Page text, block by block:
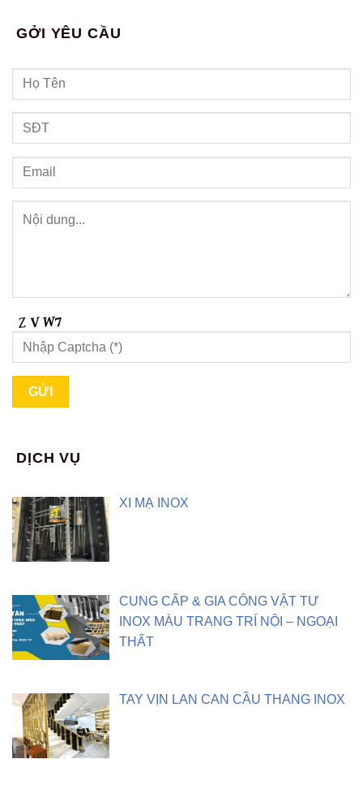
GỞI YÊU CẦU
DỊCH VỤ
XI MẠ INOX
CUNG CẤP & GIA CÔNG VẬT TƯ
INOX MÀU TRANG TRÍ NỘI – NGOẠI
THẤT
TAY VỊN LAN CAN CẦU THANG INOX